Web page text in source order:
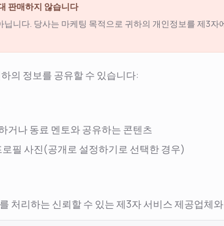
판매하지 않습니다
니다. 당사는 마케팅 목적으로 귀하의 개인정보를 제3자
의 정보를 공유할 수 있습니다:
거나 동료 멘토와 공유하는 콘텐츠
필 사진(공개로 설정하기로 선택한 경우)
처리하는 신뢰할 수 있는 제3자 서비스 제공업체